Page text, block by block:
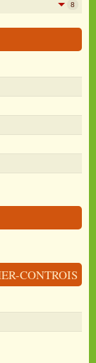
8
CONTROIS